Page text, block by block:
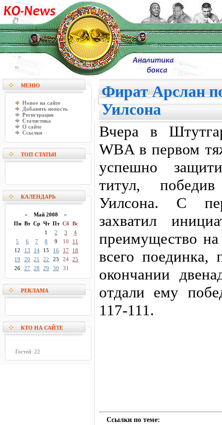
МЕНЮ
Новое на сайте
Добавить новость
Регистрация
Статистика
О сайте
Ссылки
ТОП СТАТЬИ
КАЛЕНДАРЬ
« Май 2008»
Пн Вт Ср Чт Пт Сб Вс
1
2 3
4
5
6 7 8 9 10
11
12
13 14 15 16 17
18
19
20 21 22 23 24 25
26
27 28 29 30 31
РЕКЛАМА
КТО НА САЙТЕ
Гостей: 22
Фират Арслан
Уилсона
Вчера в
WBA в первом
успешно
титул,
Уилсона. С
захватил
преимущество
всего поединка,
окончании
отдали ему
117-111.
Ссылки по теме: